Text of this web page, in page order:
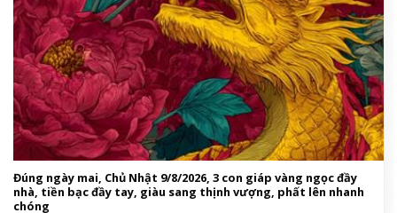
Đúng ngày mai, Chủ Nhật 9/8/2026, 3 con giáp vàng ngọc đầy
nhà, tiền bạc đầy tay, giàu sang thịnh vượng, phất lên nhanh
chóng